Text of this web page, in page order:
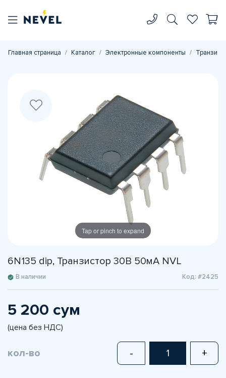
Главная страница Каталог Электронные компоненты
Tap or pinch to expand
6N135 dip, Транзистор 30В 50мА NVL
В наличии Код: #2425
5 200 сум
(цена без НДС)
кол-во - +